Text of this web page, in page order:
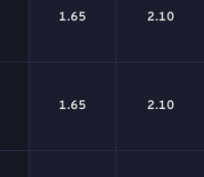
1.65 2.10
1.65 2.10